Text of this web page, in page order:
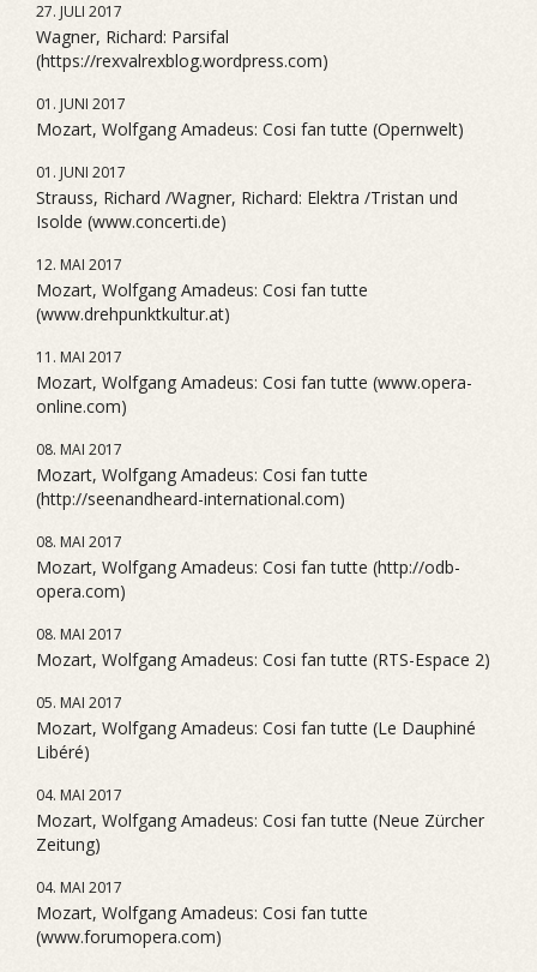
27. JULI 2017
Wagner, Richard: Parsifal
(https://rexvalrexblog.wordpress.com)
01. JUNI 2017
Mozart, Wolfgang Amadeus: Cosi fan tutte (Opernwelt)
01. JUNI 2017
Strauss, Richard /Wagner, Richard: Elektra /Tristan und
Isolde (www.concerti.de)
12. MAI 2017
Mozart, Wolfgang Amadeus: Cosi fan tutte
(www.drehpunktkultur.at)
11. MAI 2017
Mozart, Wolfgang Amadeus: Cosi fan tutte (www.opera-
online.com)
08. MAI 2017
Mozart, Wolfgang Amadeus: Cosi fan tutte
(http://seenandheard-international.com)
08. MAI 2017
Mozart, Wolfgang Amadeus: Cosi fan tutte (http://odb-
opera.com)
08. MAI 2017
Mozart, Wolfgang Amadeus: Cosi fan tutte (RTS-Espace 2)
05. MAI 2017
Mozart, Wolfgang Amadeus: Cosi fan tutte (Le Dauphiné
Libéré)
04. MAI 2017
Mozart, Wolfgang Amadeus: Cosi fan tutte (Neue Zürcher
Zeitung)
04. MAI 2017
Mozart, Wolfgang Amadeus: Cosi fan tutte
(www.forumopera.com)